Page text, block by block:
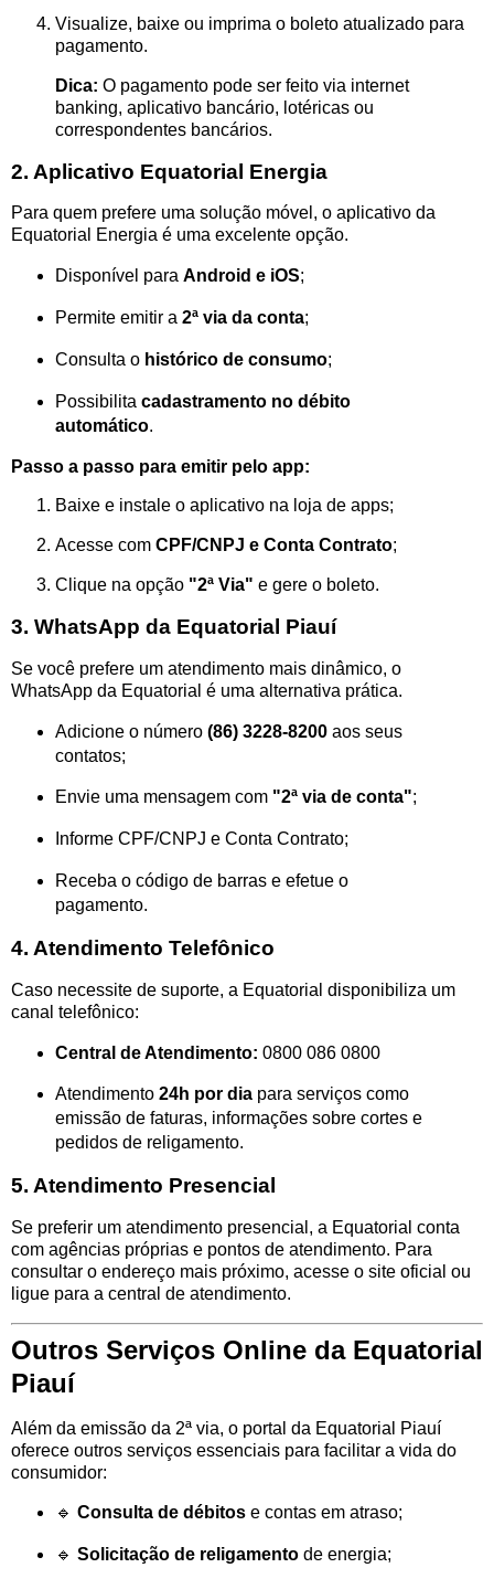
Visualize, baixe ou imprima o boleto atualizado para
pagamento.
Dica: O pagamento pode ser feito via internet
banking, aplicativo bancário, lotéricas ou
correspondentes bancários.
2. Aplicativo Equatorial Energia
Para quem prefere uma solução móvel, o aplicativo da
Equatorial Energia é uma excelente opção.
Disponível para Android e iOS;
Permite emitir a 2ª via da conta;
Consulta o histórico de consumo;
Possibilita cadastramento no débito
automático.
Passo a passo para emitir pelo app:
Baixe e instale o aplicativo na loja de apps;
Acesse com CPF/CNPJ e Conta Contrato;
Clique na opção "2ª Via" e gere o boleto.
3. WhatsApp da Equatorial Piauí
Se você prefere um atendimento mais dinâmico, o
WhatsApp da Equatorial é uma alternativa prática.
Adicione o número (86) 3228-8200aos seus
contatos;
Envie uma mensagem com "2ª via de conta";
Informe CPF/CNPJ e Conta Contrato;
Receba o código de barras e efetue o
pagamento.
4. Atendimento Telefônico
Caso necessite de suporte, a Equatorial disponibiliza um
canal telefônico:
Central de Atendimento: 0800 086 0800
Atendimento 24h por diapara serviços como
emissão de faturas, informações sobre cortes e
pedidos de religamento.
5. Atendimento Presencial
Se preferir um atendimento presencial, a Equatorial conta
com agências próprias e pontos de atendimento. Para
consultar o endereço mais próximo, acesse o site oficial ou
ligue para a central de atendimento.
Outros Serviços Online da Equatorial
Piauí
Além da emissão da 2ª via, o portal da Equatorial Piauí
oferece outros serviços essenciais para facilitar a vida do
consumidor:
🔹 Consulta de débitose contas em atraso;
🔹 Solicitação de religamentode energia;